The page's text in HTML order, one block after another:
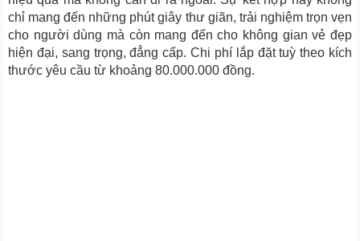
chỉ mang đến những phút giây thư giãn, trải nghiệm trọn vẹn
cho người dùng mà còn mang đến cho không gian vẻ đẹp
hiện đại, sang trọng, đẳng cấp. Chi phí lắp đặt tuỳ theo kích
thước yêu cầu từ khoảng 80.000.000 đồng.